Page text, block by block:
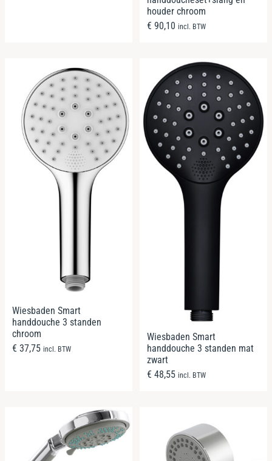
houder chroom
€ 90,10 incl. BTW
Wiesbaden Smart
handdouche 3 standen
chroom
€ 37,75 incl. BTW
Wiesbaden Smart
handdouche 3 standen mat
zwart
€ 48,55 incl. BTW